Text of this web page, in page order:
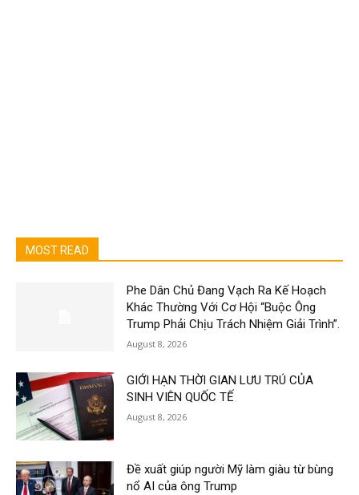
MOST READ
Phe Dân Chủ Đang Vạch Ra Kế Hoạch
Khác Thường Với Cơ Hội “Buộc Ông
Trump Phải Chịu Trách Nhiệm Giải Trình”.
August 8, 2026
GIỚI HẠN THỜI GIAN LƯU TRÚ CỦA
SINH VIÊN QUỐC TẾ
August 8, 2026
Đề xuất giúp người Mỹ làm giàu từ bùng
nổ AI của ông Trump